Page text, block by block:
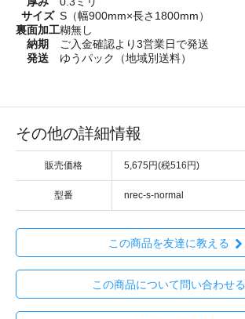
サイズ S（幅900mm×長さ1800mm）
裏面加工糊無し
納期
ご入金確認より3営業日で発送
発送
ゆうパック（地域別送料）
その他の詳細情報
販売価格 5,675円(税516円)
型番 nrec-s-normal
この商品を友達に教える
この商品について問い合わせる